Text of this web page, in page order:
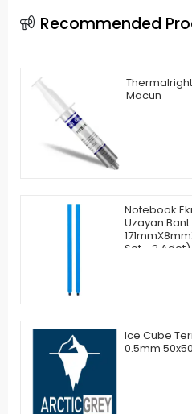
Recommended
Macun
Notebook
Uzayan Bant
Set - 2 Adet)
Ice Cube
0.5mm